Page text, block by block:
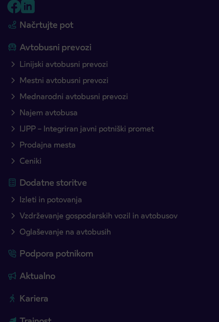
Načrtujte pot
Avtobusni prevozi
Linijski avtobusni prevozi
Mestni avtobusni prevozi
Mednarodni avtobusni prevozi
Najem avtobusa
IJPP – Integriran javni potniški promet
Prodajna mesta
Ceniki
Dodatne storitve
Izleti in potovanja
Vzdrževanje gospodarskih vozil in avtobusov
Oglaševanje na avtobusih
Podpora potnikom
Aktualno
Kariera